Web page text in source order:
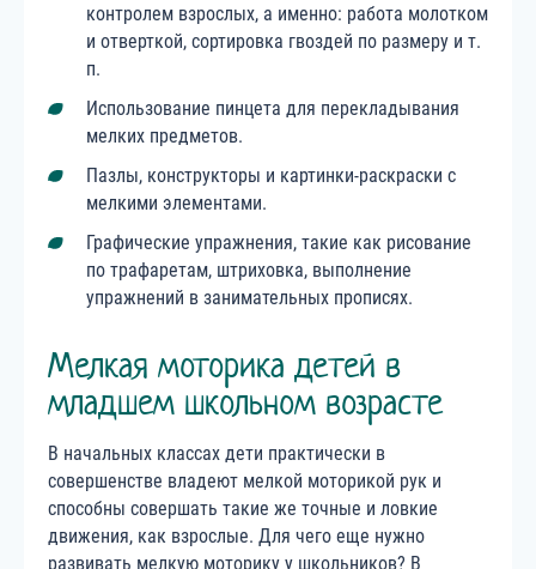
контролем взрослых, а именно: работа молотком
и отверткой, сортировка гвоздей по размеру и т.
п.
Использование пинцета для перекладывания
мелких предметов.
Пазлы, конструкторы и картинки-раскраски с
мелкими элементами.
Графические упражнения, такие как рисование
по трафаретам, штриховка, выполнение
упражнений в занимательных прописях.
Мелкая моторика детей в
младшем школьном возрасте
В начальных классах дети практически в
совершенстве владеют мелкой моторикой рук и
способны совершать такие же точные и ловкие
движения, как взрослые. Для чего еще нужно
развивать мелкую моторику у школьников? В